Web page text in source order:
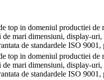
top in domeniul productiei de
mari dimensiuni, display-
de standardele ISO
top in domeniul productiei de
mari dimensiuni, display-
de standardele ISO